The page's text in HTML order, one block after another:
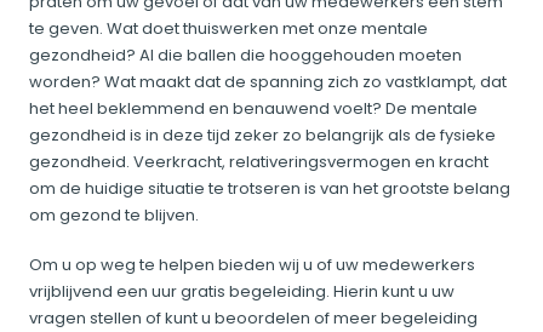
te geven. Wat doet thuiswerken met onze mentale
gezondheid? Al die ballen die hooggehouden moeten
worden? Wat maakt dat de spanning zich zo vastklampt, dat
het heel beklemmend en benauwend voelt? De mentale
gezondheid is in deze tijd zeker zo belangrijk als de fysieke
gezondheid. Veerkracht, relativeringsvermogen en kracht
om de huidige situatie te trotseren is van het grootste belang
om gezond te blijven.
Om u op weg te helpen bieden wij u of uw medewerkers
vrijblijvend een uur gratis begeleiding. Hierin kunt u uw
vragen stellen of kunt u beoordelen of meer begeleiding